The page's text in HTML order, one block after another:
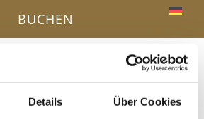
Details Über Cookies
a Menü
BUCHEN